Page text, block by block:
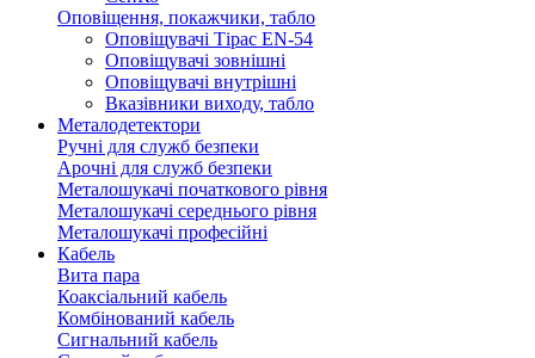
Оповіщення, покажчики, табло
Оповіщувачі Тірас EN-54
Оповіщувачі зовнішні
Оповіщувачі внутрішні
Вказівники виходу, табло
Металодетектори
Ручні для служб безпеки
Арочні для служб безпеки
Металошукачі початкового рівня
Металошукачі середнього рівня
Металошукачі професійні
Кабель
Вита пара
Коаксіальний кабель
Комбінований кабель
Сигнальний кабель